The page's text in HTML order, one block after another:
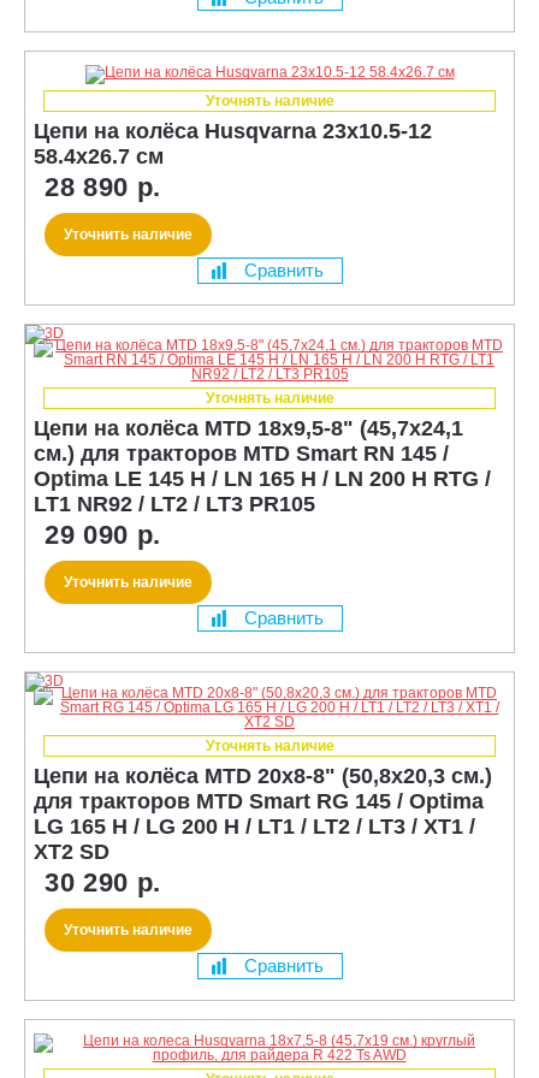
Уточнять наличие
Цепи на колёса Husqvarna 23x10.5-12
58.4x26.7 см
28 890 р.
Уточнить наличие
Сравнить
Уточнять наличие
Цепи на колёса MTD 18x9,5-8" (45,7x24,1
см.) для тракторов MTD Smart RN 145 /
Optima LE 145 H / LN 165 H / LN 200 H RTG /
LT1 NR92 / LT2 / LT3 PR105
29 090 р.
Уточнить наличие
Сравнить
Уточнять наличие
Цепи на колёса MTD 20x8-8" (50,8x20,3 см.)
для тракторов MTD Smart RG 145 / Optima
LG 165 H / LG 200 H / LT1 / LT2 / LT3 / XT1 /
XT2 SD
30 290 р.
Уточнить наличие
Сравнить